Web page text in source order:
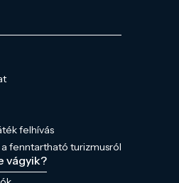
felhívás
fenntartható turizmusról
vágyik?